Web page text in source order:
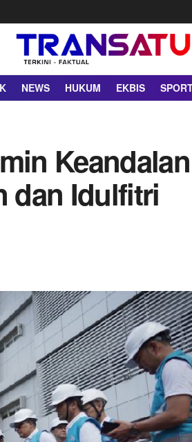
NEWS HUKUM EKBIS
Keandalan
dan Idulfitri